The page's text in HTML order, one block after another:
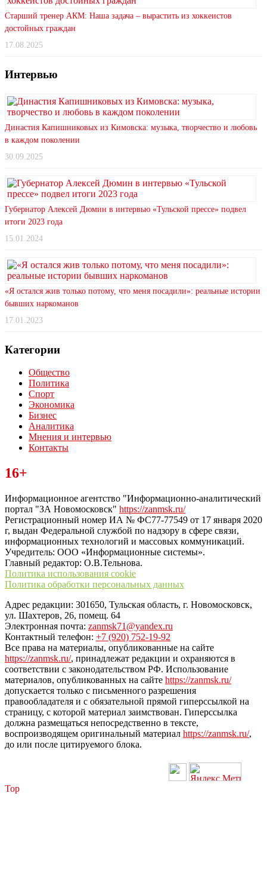
Старший тренер АКМ: Наша задача – вырастить из хоккеистов
достойных граждан
17.08.2025
Интервью
Династия Капишниковых из Кимовска: музыка, творчество и любовь
в каждом поколении
30.09.2025
Губернатор Алексей Дюмин в интервью «Тульской прессе» подвел
итоги 2023 года
15.01.2024
«Я остался жив только потому, что меня посадили»: реальные истории
бывших наркоманов
17.01.2023
Категории
Общество
Политика
Спорт
Экономика
Бизнес
Аналитика
Мнения и интервью
Контакты
Читайте последние новости дня в Тульской области на сайте
“ЗаНовомосковск”
16+
Информационное агентство "Информационно-аналитический
портал "ЗА Новомосковск" https://zanmsk.ru/
Регистрационный номер ИА № ФС77-77549 от 17 января 2020
г, выдан Федеральной службой по надзору в сфере связи,
информационных технологий и массовых коммуникаций.
Учредитель: ООО «Информационные системы».
Главный редактор: О.В.Тельнова.
Политика использования cookie
Политика обработки персональных данных
Адрес редакции: 301650, Тульская область, г. Новомосковск,
ул. Шахтеров, 26, помещ. 64
Электронная почта: zanmsk71@yandex.ru
Контактный телефон: +7 (920) 752-19-92
Все права на материалы, опубликованные на сайте
https://zanmsk.ru/, принадлежат редакции и охраняются в
соответствии с законодательством РФ. Использование
материалов, опубликованных на сайте https://zanmsk.ru/
допускается только с письменного разрешения
правообладателя и с обязательной прямой гиперссылкой на
страницу, с которой материал заимствован. Гиперссылка
должна размещаться непосредственно в тексте,
воспроизводящем оригинальный материал https://zanmsk.ru/,
до или после цитируемого блока.
Top